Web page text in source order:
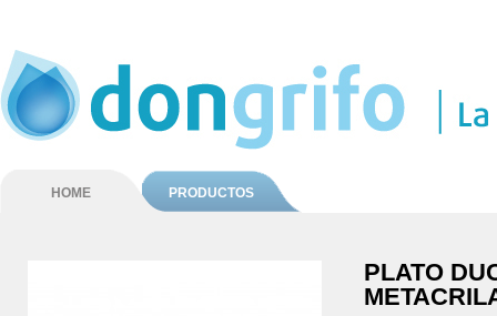
HOME PRODUCTOS
PLATO